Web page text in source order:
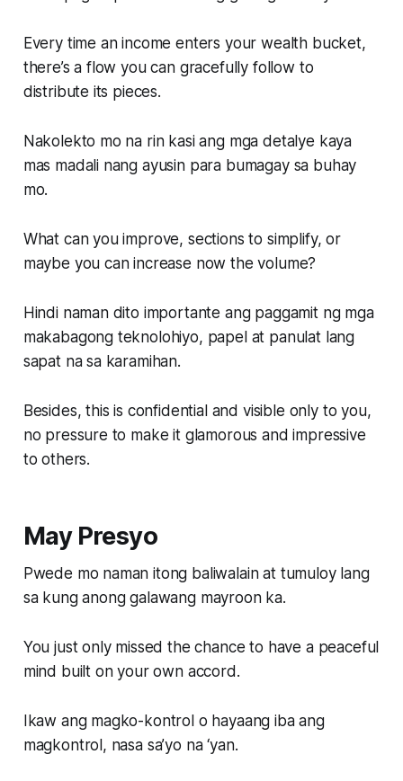
Every time an income enters your wealth bucket,
there’s a flow you can gracefully follow to
distribute its pieces.
Nakolekto mo na rin kasi ang mga detalye kaya
mas madali nang ayusin para bumagay sa buhay
mo.
What can you improve, sections to simplify, or
maybe you can increase now the volume?
Hindi naman dito importante ang paggamit ng mga
makabagong teknolohiyo, papel at panulat lang
sapat na sa karamihan.
Besides, this is confidential and visible only to you,
no pressure to make it glamorous and impressive
to others.
May Presyo
Pwede mo naman itong baliwalain at tumuloy lang
sa kung anong galawang mayroon ka.
You just only missed the chance to have a peaceful
mind built on your own accord.
Ikaw ang magko-kontrol o hayaang iba ang
magkontrol, nasa sa’yo na ‘yan.